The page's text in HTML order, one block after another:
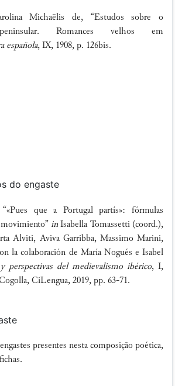
Michaëlis de, “Estudos sobre o
Romances velhos em
española, IX, 1908, p. 126bis.
do engaste
que a Portugal partís»: fórmulas
inIsabella Tomassetti (coord.),
Alviti, Aviva Garribba, Massimo Marini,
la colaboración de María Nogués e Isabel
perspectivas del medievalismo ibérico, I,
CiLengua, 2019, pp. 63-71.
presentes nesta composição poética,